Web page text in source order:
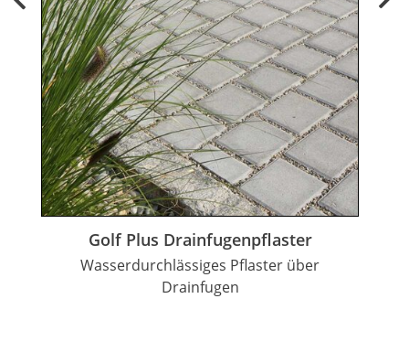
Golf Plus Drainfugenpflaster
Wasserdurchlässiges Pflaster über
Drainfugen